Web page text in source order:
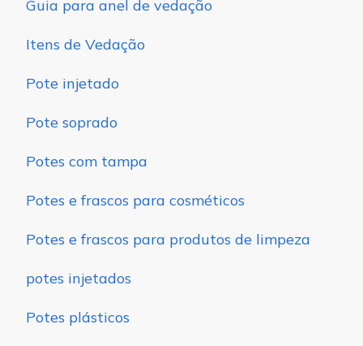
Guia para anel de vedação
Itens de Vedação
Pote injetado
Pote soprado
Potes com tampa
Potes e frascos para cosméticos
Potes e frascos para produtos de limpeza
potes injetados
Potes plásticos